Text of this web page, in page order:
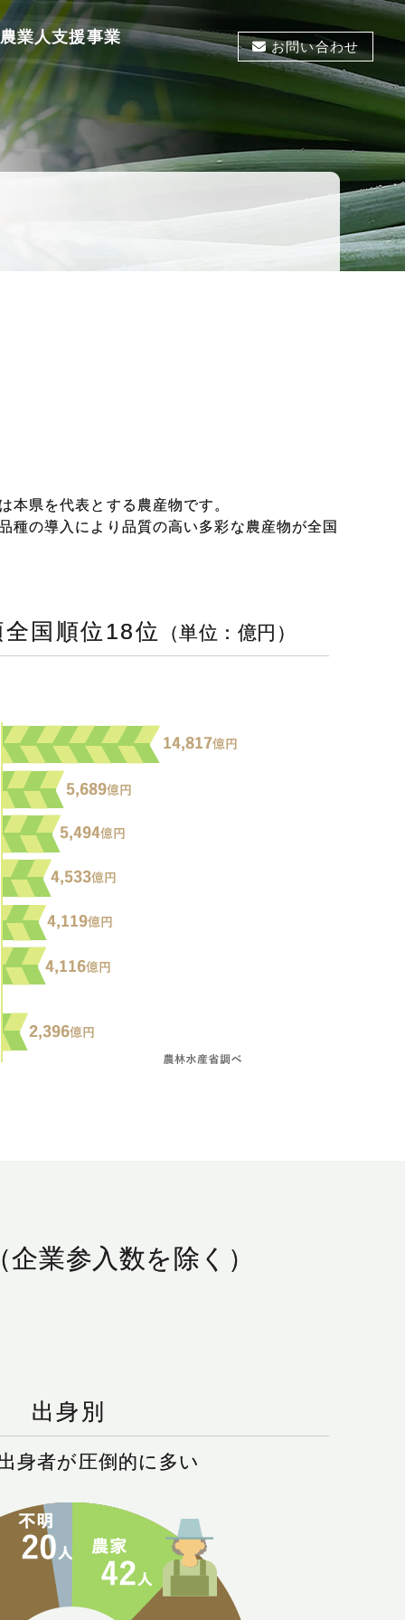
業人支援事業
お問い合わせ
県を代表とする農産物です。
種の導入により品質の高い多彩な農産物が全国
国順位18位 （単位：億円）
企業参入数を除く）
出身別
身者が圧倒的に多い